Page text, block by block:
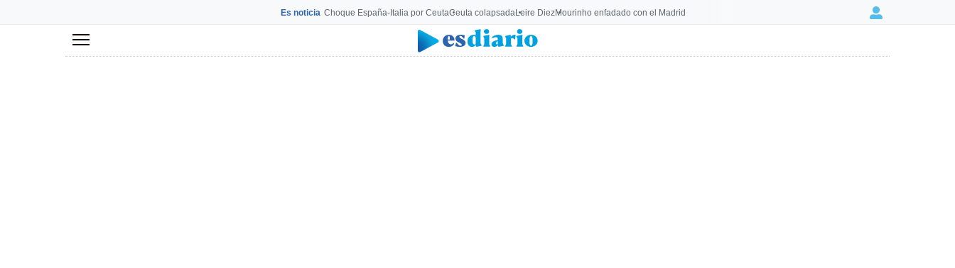
Es noticia Choque España-Italia por CeutaCeuta colapsadaLeire DiezMourinho enfadado con el Madrid Login
Menú